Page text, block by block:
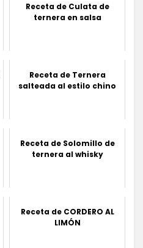
Receta de Culata de
ternera en salsa
Receta de Ternera
salteada al estilo chino
Receta de Solomillo de
ternera al whisky
Receta de CORDERO AL
LIMÓN